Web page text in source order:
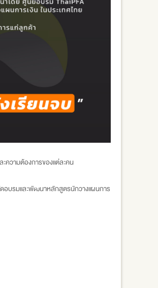
ความต้องการของแต่ละคน
จัดอบรมและพัฒนาหลักสูตรนักวางแผนการ